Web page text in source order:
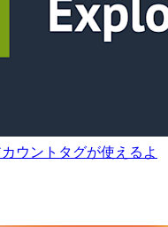
ウントタグが使えるよ